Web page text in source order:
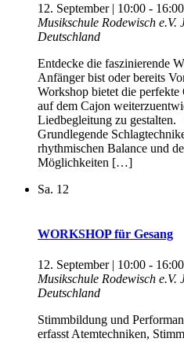
12. September | 10:00 - 16:00
Musikschule Rodewisch e.V.
Deutschland
Entdecke die faszinierende
Anfänger bist oder bereits
Workshop bietet die
auf dem Cajon
Liedbegleitung zu gestalten.
Grundlegende
rhythmischen Balance und
Möglichkeiten […]
Sa. 12
WORKSHOP für Gesang
12. September | 10:00 - 16:00
Musikschule Rodewisch e.V.
Deutschland
Stimmbildung und
erfasst Atemtechniken,